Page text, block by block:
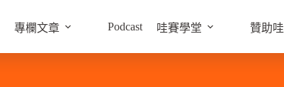
專欄文章 Podcast 哇賽學堂 贊助